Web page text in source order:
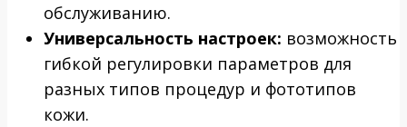
обслуживанию.
Универсальность настроек: возможность
гибкой регулировки параметров для
разных типов процедур и фототипов
кожи.